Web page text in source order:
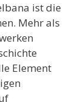
ist die
Mehr als
Element